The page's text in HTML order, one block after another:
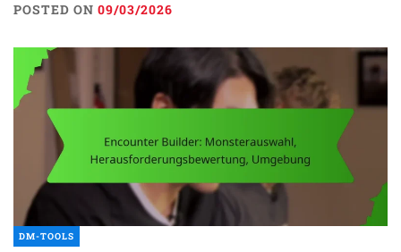
POSTED ON 09/03/2026
DM-TOOLS